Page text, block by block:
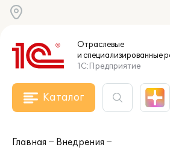
Отраслевые
и специализированные
1С:Предприятие
Каталог
Главная
Внедрения